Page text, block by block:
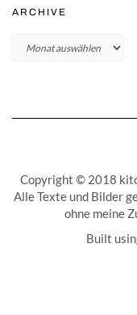
ARCHIVE
Archive
Copyright © 2018
Alle Texte und Bilder
ohne meine
Built